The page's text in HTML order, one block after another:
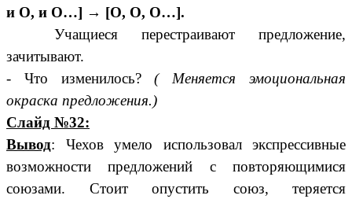
и О, и О…] → [О, О, О…].
Учащиеся перестраивают предложение,
зачитывают.
- Что изменилось?( Меняется эмоциональная
окраска предложения.)
Слайд №32:
Вывод: Чехов умело использовал экспрессивные
возможности предложений с повторяющимися
союзами. Стоит опустить союз, теряется